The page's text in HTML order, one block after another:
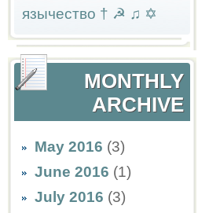
язычество † ☭ ♫ ✡
MONTHLY
ARCHIVE
May 2016 (3)
June 2016 (1)
July 2016 (3)